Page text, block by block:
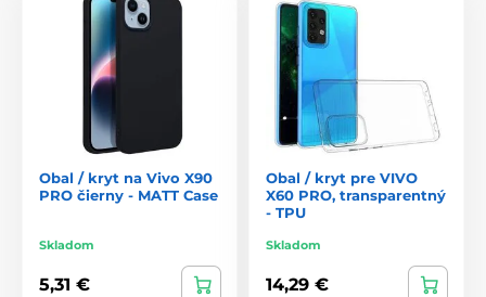
Obal / kryt na Vivo X90
PRO čierny - MATT Case
Skladom
5,31 €
Obal / kryt pre VIVO
X60 PRO, transparentný
- TPU
Skladom
14,29 €